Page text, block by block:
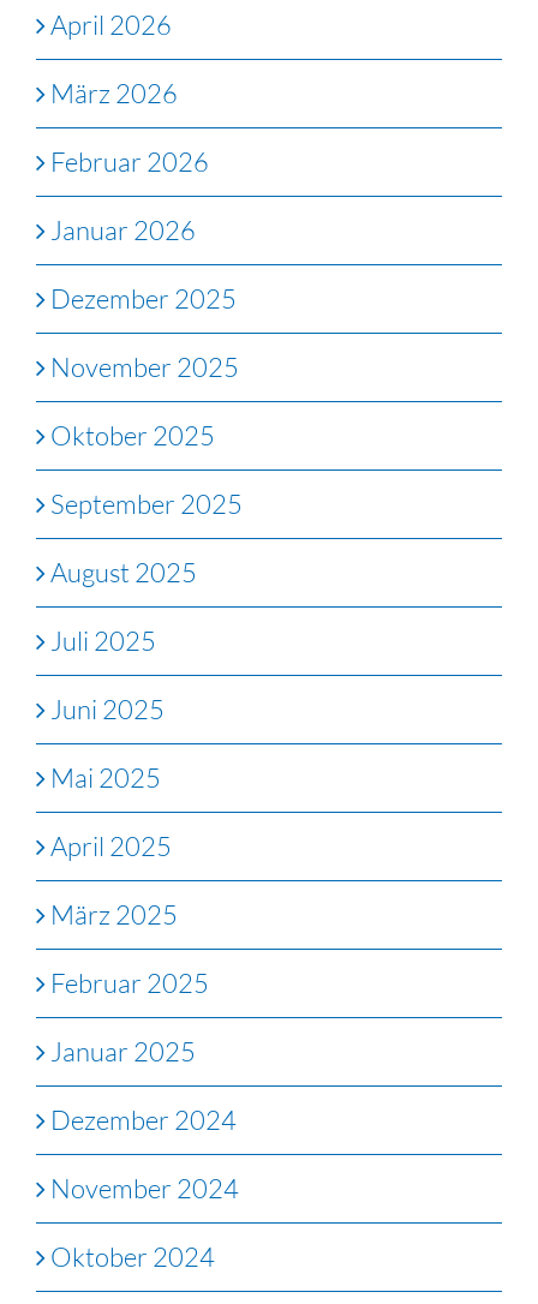
April 2026
März 2026
Februar 2026
Januar 2026
Dezember 2025
November 2025
Oktober 2025
September 2025
August 2025
Juli 2025
Juni 2025
Mai 2025
April 2025
März 2025
Februar 2025
Januar 2025
Dezember 2024
November 2024
Oktober 2024